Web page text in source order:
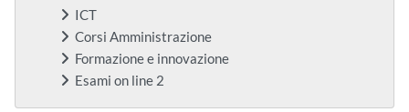
ICT
Corsi Amministrazione
Formazione e innovazione
Esami on line 2